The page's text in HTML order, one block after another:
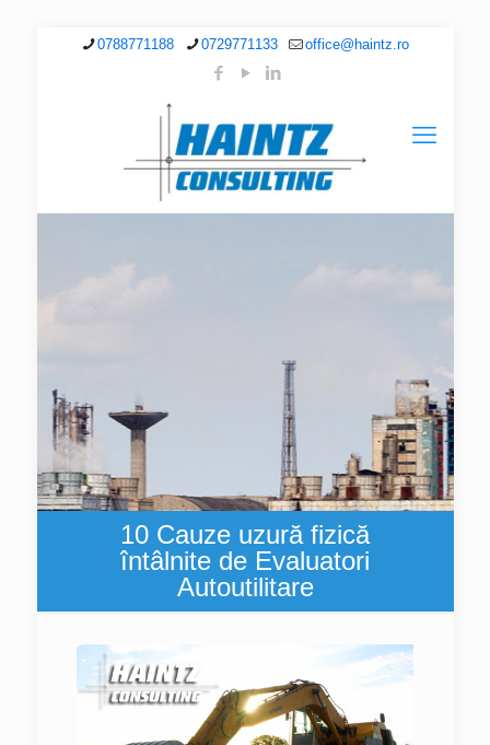
0788771188 0729771133 office@haintz.ro
10 Cauze uzură fizică
întâlnite de Evaluatori
Autoutilitare